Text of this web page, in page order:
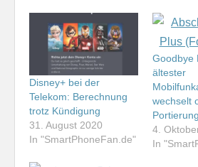
Disney+ bei der
Telekom: Berechnung
trotz Kündigung
31. August 2020
In "SmartPhoneFan.de"
Goodbye
ältester
wechselt
4.
In